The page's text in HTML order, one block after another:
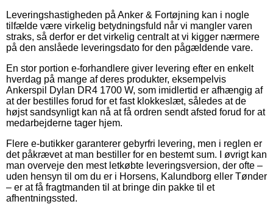
Leveringshastigheden på Anker & Fortøjning kan i nogle
tilfælde være virkelig betydningsfuld når vi mangler varen
straks, så derfor er det virkelig centralt at vi kigger nærmere
på den anslåede leveringsdato for den pågældende vare.
En stor portion e-forhandlere giver levering efter en enkelt
hverdag på mange af deres produkter, eksempelvis
Ankerspil Dylan DR4 1700 W, som imidlertid er afhængig af
at der bestilles forud for et fast klokkeslæt, således at de
højst sandsynligt kan nå at få ordren sendt afsted forud for at
medarbejderne tager hjem.
Flere e-butikker garanterer gebyrfri levering, men i reglen er
det påkrævet at man bestiller for en bestemt sum. I øvrigt kan
man overveje den mest letkøbte leveringsversion, der ofte –
uden hensyn til om du er i Horsens, Kalundborg eller Tønder
– er at få fragtmanden til at bringe din pakke til et
afhentningssted.